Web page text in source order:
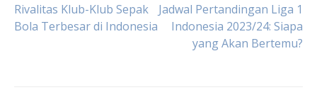
Post
Rivalitas Klub-Klub Sepak
Bola Terbesar di Indonesia
Jadwal Pertandingan Liga 1
Indonesia 2023/24: Siapa
yang Akan Bertemu?